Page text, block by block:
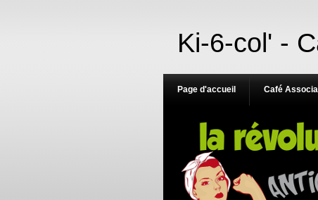
Ki-6-col' -
Page d'accueil Café